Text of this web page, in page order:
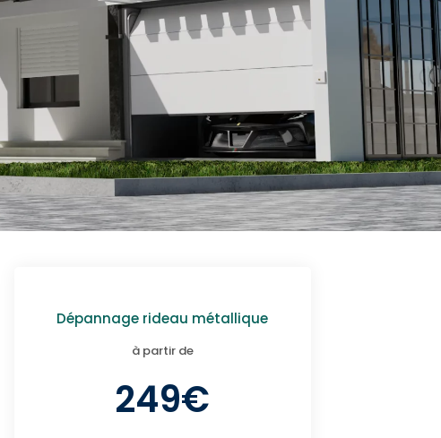
Dépannage rideau métallique
à partir de
249€